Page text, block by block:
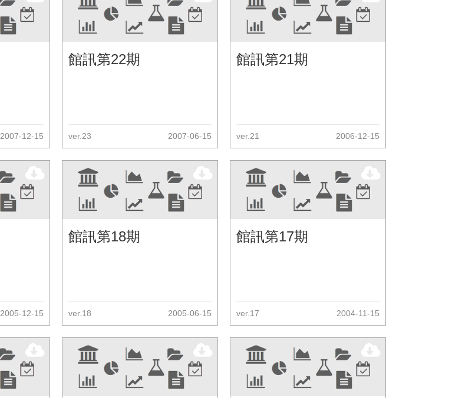
2007-12-15
館訊第22期
ver.23 2007-06-15
館訊第21期
ver.21 2006-12-15
2005-12-15
館訊第18期
ver.18 2005-06-15
館訊第17期
ver.17 2004-11-15